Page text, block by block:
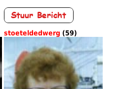
stoeteldedwerg (59)